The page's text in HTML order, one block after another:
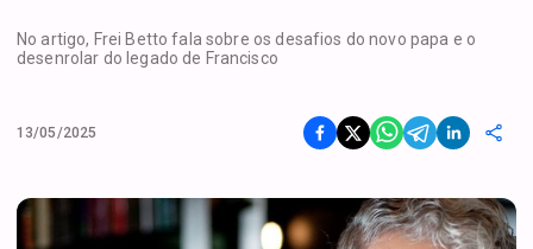
No artigo, Frei Betto fala sobre os desafios do novo papa e o
desenrolar do legado de Francisco
13/05/2025